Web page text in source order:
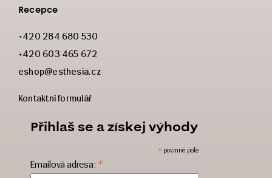
Recepce
+420 284 680 530
+420 603 465 672
eshop@esthesia.cz
Kontaktní formulář
Přihlaš se a získej výhody
* povinné pole
Emailová adresa: *